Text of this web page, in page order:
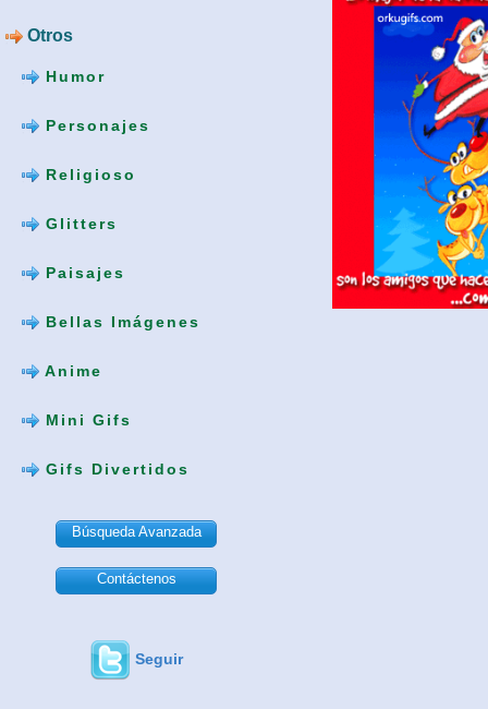
Otros
Humor
Personajes
Religioso
Glitters
Paisajes
Bellas Imágenes
Anime
Mini Gifs
Gifs Divertidos
Búsqueda Avanzada
Contáctenos
Seguir